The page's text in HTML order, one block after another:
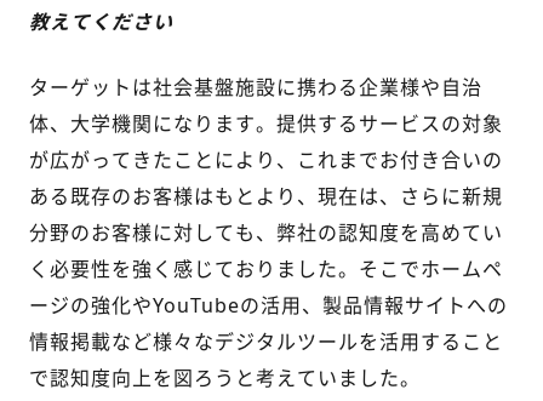
教えてください
ターゲットは社会基盤施設に携わる企業様や自治
体、大学機関になります。提供するサービスの対象
が広がってきたことにより、これまでお付き合いの
ある既存のお客様はもとより、現在は、さらに新規
分野のお客様に対しても、 弊社の認知度を高めてい
く必要性を強く感じておりました。そこでホームペ
ージの強化やYouTubeの活用、製品情報サイトへの
情報掲載など様々なデジタルツールを活用すること
で認知度向上を図ろうと考えていました。